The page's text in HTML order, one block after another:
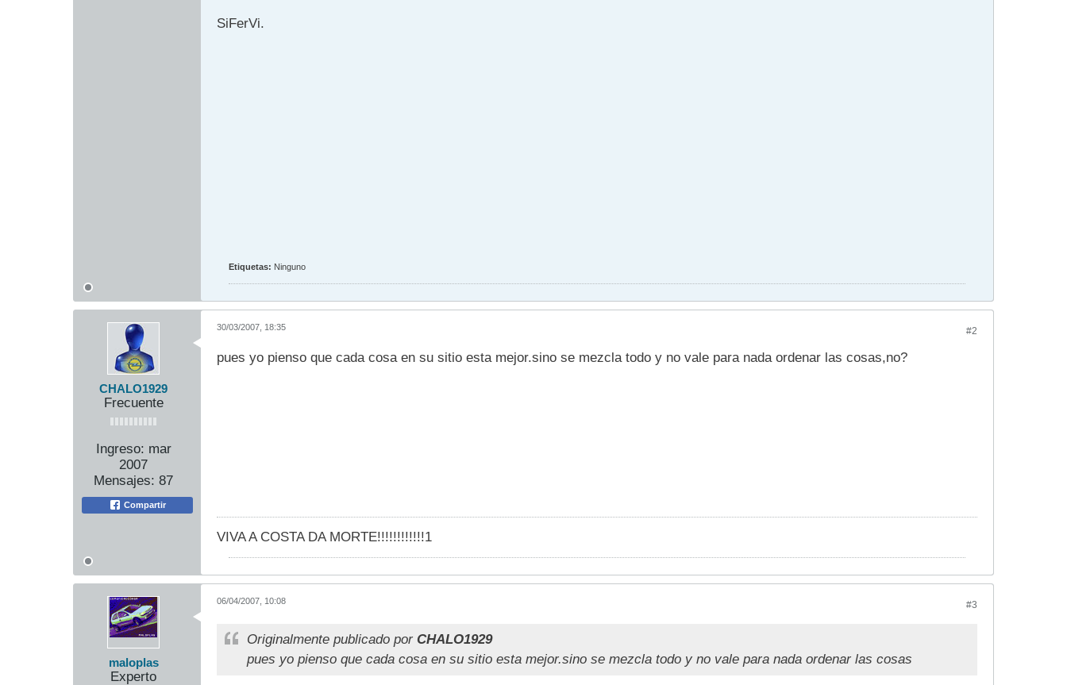
SiFerVi.
Etiquetas: Ninguno
CHALO1929
Frecuente
Ingreso: mar
2007
Mensajes: 87
Compartir
#2
30/03/2007, 18:35
pues yo pienso que cada cosa en su sitio esta mejor.sino se mezcla todo y no vale para nada ordenar las cosas,no?
VIVA A COSTA DA MORTE!!!!!!!!!!!!1
maloplas
Experto
#3
06/04/2007, 10:08
Originalmente publicado por CHALO1929
pues yo pienso que cada cosa en su sitio esta mejor.sino se mezcla todo y no vale para nada ordenar las cosas